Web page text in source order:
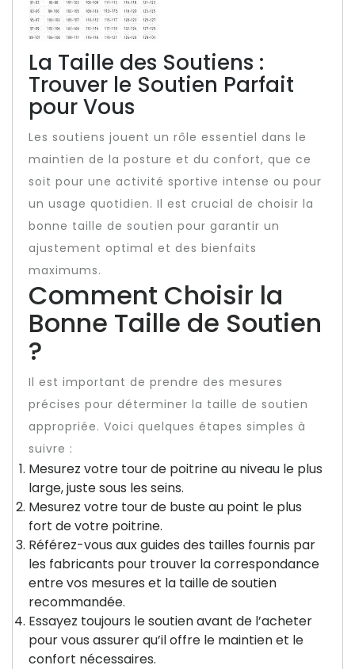
La Taille des Soutiens :
Trouver le Soutien Parfait
pour Vous
Les soutiens jouent un rôle essentiel dans le
maintien de la posture et du confort, que ce
soit pour une activité sportive intense ou pour
un usage quotidien. Il est crucial de choisir la
bonne taille de soutien pour garantir un
ajustement optimal et des bienfaits
maximums.
Comment Choisir la
Bonne Taille de Soutien
?
Il est important de prendre des mesures
précises pour déterminer la taille de soutien
appropriée. Voici quelques étapes simples à
suivre :
Mesurez votre tour de poitrine au niveau le plus
large, juste sous les seins.
Mesurez votre tour de buste au point le plus
fort de votre poitrine.
Référez-vous aux guides des tailles fournis par
les fabricants pour trouver la correspondance
entre vos mesures et la taille de soutien
recommandée.
Essayez toujours le soutien avant de l’acheter
pour vous assurer qu’il offre le maintien et le
confort nécessaires.